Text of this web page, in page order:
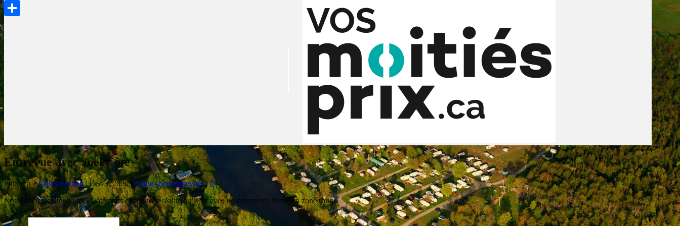
Entrevue avec Joël Côté
Publié parGilles Vachon|Déc 3, 2020| Audio -Nos entrevues|0|
Notre ancien collègue Joël Côté nous explique la réalité qu’il vit avec un commerce fermé en zone rouge.
PrintFriendly